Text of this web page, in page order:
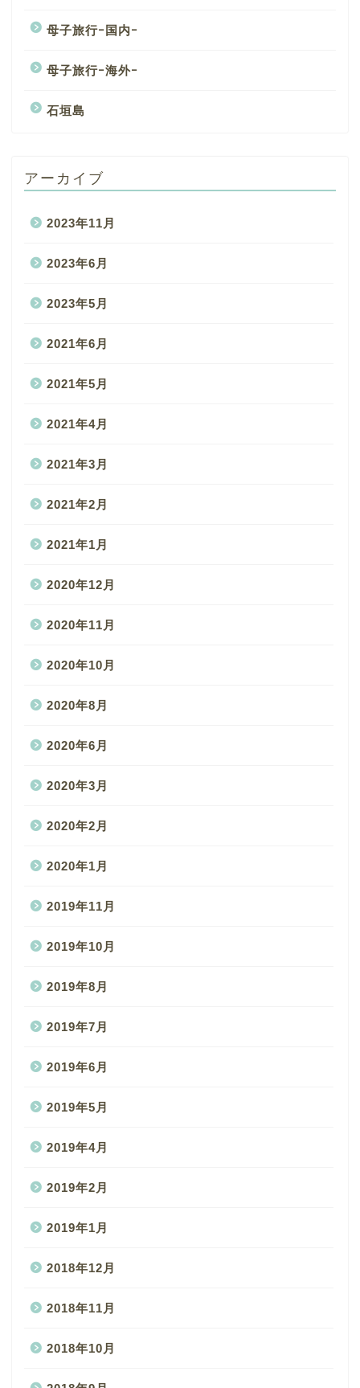
母子旅行ｰ国内ｰ
母子旅行ｰ海外ｰ
石垣島
アーカイブ
2023年11月
2023年6月
2023年5月
2021年6月
2021年5月
2021年4月
2021年3月
2021年2月
2021年1月
2020年12月
2020年11月
2020年10月
2020年8月
2020年6月
2020年3月
2020年2月
2020年1月
2019年11月
2019年10月
2019年8月
2019年7月
2019年6月
2019年5月
2019年4月
2019年2月
2019年1月
2018年12月
2018年11月
2018年10月